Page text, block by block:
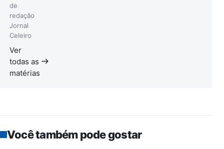
de
redação
Jornal
Celeiro
Ver
todas as
matérias
Você também pode gostar